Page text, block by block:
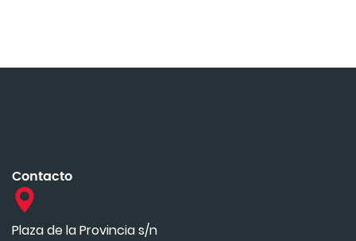
Contacto
Plaza de la Provincia s/n